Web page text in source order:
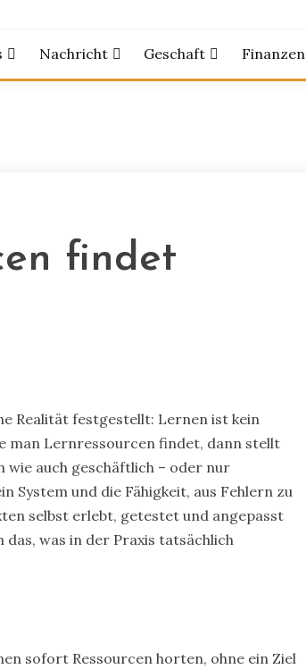
Nachricht Geschaft Finanzen
findet
Realität festgestellt: Lernen ist kein
man Lernressourcen findet, dann stellt
wie auch geschäftlich – oder nur
und die Fähigkeit, aus Fehlern zu
selbst erlebt, getestet und angepasst
was in der Praxis tatsächlich
sofort Ressourcen horten, ohne ein Ziel